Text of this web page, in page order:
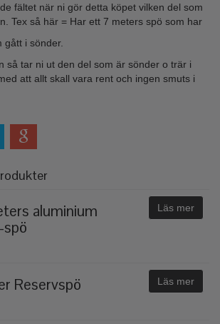
fältet när ni gör detta köpet vilken del som
Tex så här = Har ett 7 meters spö som har
gått i sönder.
så tar ni ut den del som är sönder o trär i
att allt skall vara rent och ingen smuts i
aluminium
spö
Läs mer
Reservspö Läs mer